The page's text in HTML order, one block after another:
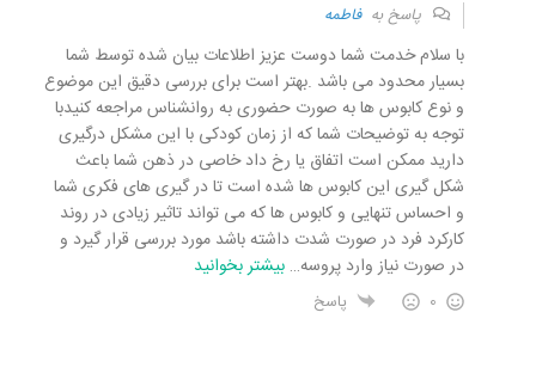
پاسخ بهفاطمه
با سلام خدمت شما دوست عزیز اطلاعات بیان شده توسط شما
بسیار محدود می باشد .بهتر است برای بررسی دقیق این موضوع
و نوع کابوس ها به صورت حضوری به روانشناس مراجعه کنیدبا
توجه به توضیحات شما که از زمان کودکی با این مشکل درگیری
دارید ممکن است اتفاق یا رخ داد خاصی در ذهن شما باعث
شکل گیری این کابوس ها شده است تا در گیری های فکری شما
و احساس تنهایی و کابوس ها که می تواند تاثیر زیادی در روند
کارکرد فرد در صورت شدت داشته باشد مورد بررسی قرار گیرد و
در صورت نیاز وارد پروسه… بیشتر بخوانید
0 پاسخ